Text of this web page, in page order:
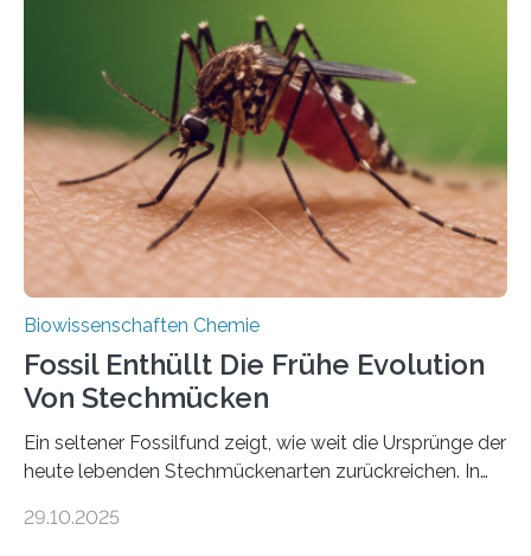
Grünalgen, die vor Hunderten von Millionen Jahren
lebten. Unter den Vorfahren sticht eine Gruppe heraus,
die noch heute in der Natur vorkommt: die
Süßwasseralge Coleochaetophyceae. Einige Arten
dieser Gruppe bilden aus Zellfäden dichte Geflechte
mit scheibenförmiger Gestalt. Was auffällig ist: Die
nächsten…
Biowissenschaften Chemie
Fossil Enthüllt Die Frühe Evolution
Von Stechmücken
Ein seltener Fossilfund zeigt, wie weit die Ursprünge der
heute lebenden Stechmückenarten zurückreichen. In
Forschende die bisher älteste bekannte Stechmücken-
29.10.2025